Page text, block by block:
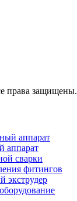
права защищены.
аппарат
аппарат
сварки
фитингов
экструдер